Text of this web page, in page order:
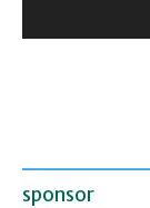
sponsor